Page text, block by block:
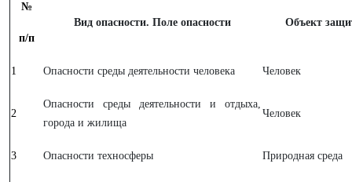
№
п/п
Вид опасности. Поле опасности Объект
1 Опасности среды деятельности человека Человек
2
Опасности среды деятельности и отдыха,
города и жилища
Человек
3 Опасности техносферы Природная среда